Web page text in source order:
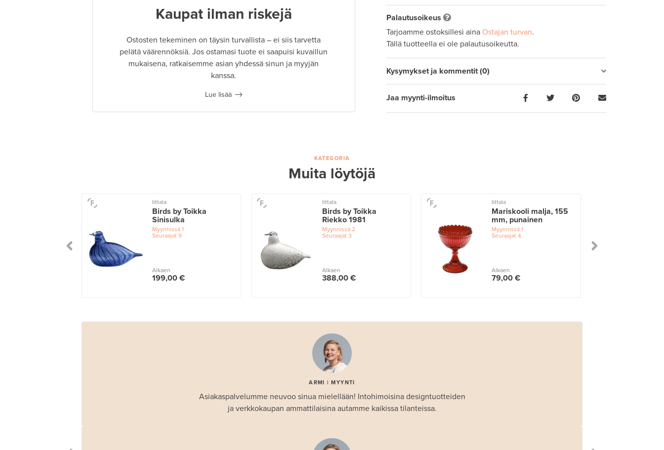
Kaupat ilman riskejä
Ostosten tekeminen on täysin turvallista – ei siis tarvetta
pelätä väärennöksiä. Jos ostamasi tuote ei saapuisi kuvaillun
mukaisena, ratkaisemme asian yhdessä sinun ja myyjän
kanssa.
Lue lisää
Palautusoikeus
Tarjoamme ostoksillesi aina Ostajan turvan.
Tällä tuotteella ei ole palautusoikeutta.
Kysymykset ja kommentit (0)
Jaa myynti-ilmoitus
KATEGORIA
Muita löytöjä
Iittala
Birds by Toikka
Sinisulka
Myynnissä1
Seuraajat9
Alkaen
199,00 €
Iittala
Birds by Toikka
Riekko 1981
Myynnissä2
Seuraajat3
Alkaen
388,00 €
Iittala
Mariskooli malja, 155
mm, punainen
Myynnissä 1
Seuraajat 4
Alkaen
79,00 €
ARMI | MYYNTI
Asiakaspalvelumme neuvoo sinua mielellään! Intohimoisina designtuotteiden
ja verkkokaupan ammattilaisina autamme kaikissa tilanteissa.